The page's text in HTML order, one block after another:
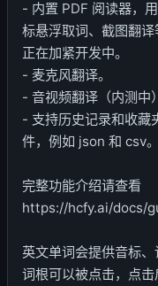
- 内置 PDF 阅读器，
标悬浮取词、截图翻
正在加紧开发中。
- 麦克风翻译。
- 音视频翻译（内测中
- 支持历史记录和收藏
件，例如 json 和 csv。
完整功能介绍请查看
https://hcfy.ai/docs/
英文单词会提供音标、
词根可以被点击，点